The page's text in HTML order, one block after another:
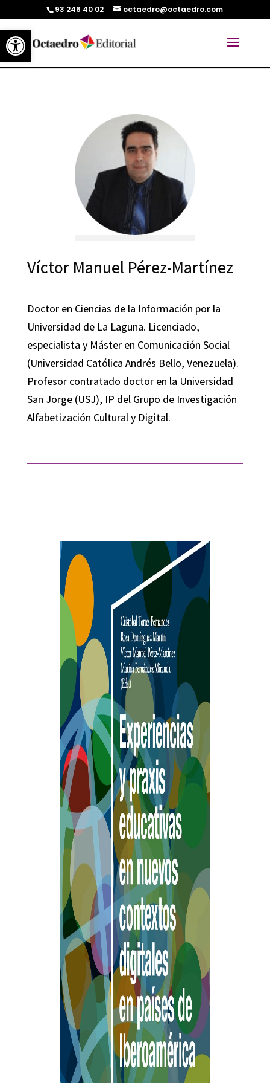
Abrir barra de herramientas
93 246 40 02 octaedro@octaedro.com
Víctor Manuel Pérez-Martínez
Doctor en Ciencias de la Información por la
Universidad de La Laguna. Licenciado,
especialista y Máster en Comunicación Social
(Universidad Católica Andrés Bello, Venezuela).
Profesor contratado doctor en la Universidad
San Jorge (USJ), IP del Grupo de Investigación
Alfabetización Cultural y Digital.